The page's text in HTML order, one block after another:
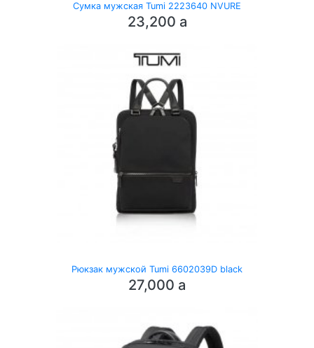
Сумка мужская Tumi 2223640 NVURE
23,200 a
Рюкзак мужской Tumi 6602039D black
27,000 a